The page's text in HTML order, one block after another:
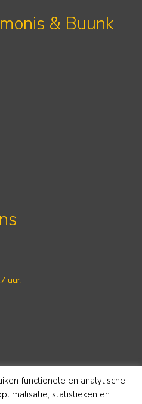
& Buunk
uur.
functionele en analytische
statistieken en